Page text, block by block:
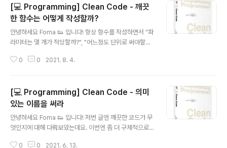
[💻 Programming] Clean Code - 깨끗
한 함수는 어떻게 작성할까?
안녕하세요 Foma 👟 입니다! 항상 함수를 작성하면서 "파
라미터는 몇 개가 적당할까?", "어느정도 단위로 써야할
린 코드" 책을 통해서 깔끔한 함수를 작성하는 법에 대해
게 쓰라고 강조합니다. (실제로 익스트림 프로그래밍 개발
자인 "켄트 백"이 작성한 함수는 2줄에서 4줄로밖에 이루
어져 있지 않다고 하네요) "그렇다면 작게 쓰는 것의 기준
은 어느 정도일까요?" 함수 안에서 if/else/while문에 쓰
이는 블록은 한 줄이 적당하고 들여쓰기는 1단에서 2단을
넘어서면 안된다고 합니다. 이렇게 작게 함수를 작성해야
0 0 2021. 8. 4.
[💻 Programming] Clean Code - 의미
있는 이름을 써라
안녕하세요 Foma 👟 입니다! 저번 글엔 깨끗한 코드가 무
엇인지에 대해 다뤄보았는데요. 이번엔 좀 더 구체적으로
0 0 2021. 6. 13.